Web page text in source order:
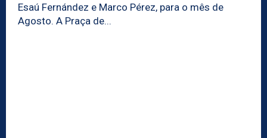
Esaú Fernández e Marco Pérez, para o mês de
Agosto. A Praça de...